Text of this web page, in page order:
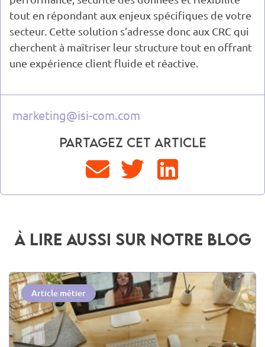
tout en répondant aux enjeux spécifiques de votre
secteur. Cette solution s’adresse donc aux CRC qui
cherchent à maîtriser leur structure tout en offrant
une expérience client fluide et réactive.
marketing@isi-com.com
Partagez cet article
à lire aussi sur notre blog
Article métier